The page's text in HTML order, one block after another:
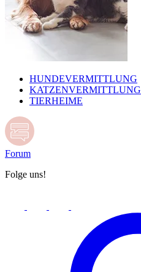
HUNDEVERMITTLUNG
KATZENVERMITTLUNG
TIERHEIME
Forum
Folge uns!